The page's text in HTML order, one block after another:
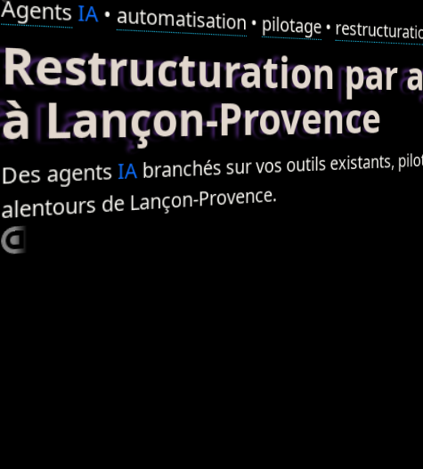
AgentsIA• automatisation• pilotage•
Restructuration par
à Lançon-Provence
DesagentsIAbranchés sur vos outils existants, pilotés par
alentours de Lançon-Provence.